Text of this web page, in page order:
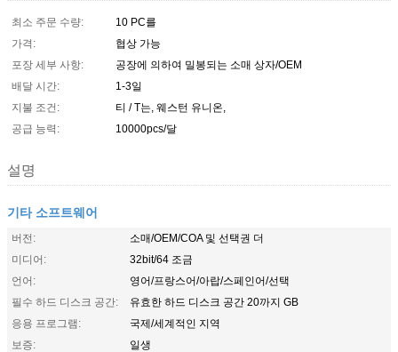
최소 주문 수량:
10 PC를
가격:
협상 가능
포장 세부 사항:
공장에 의하여 밀봉되는 소매 상자/OEM
배달 시간:
1-3일
지불 조건:
티 / T는, 웨스턴 유니온,
공급 능력:
10000pcs/달
설명
기타 소프트웨어
버전:
소매/OEM/COA 및 선택권 더
미디어:
32bit/64 조금
언어:
영어/프랑스어/아랍/스페인어/선택
필수 하드 디스크 공간:
유효한 하드 디스크 공간 20까지 GB
응용 프로그램:
국제/세계적인 지역
보증:
일생